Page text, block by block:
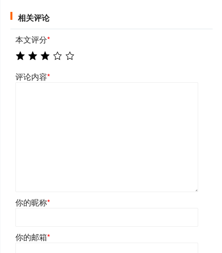
相关评论
本文评分*
评论内容*
你的昵称*
你的邮箱*